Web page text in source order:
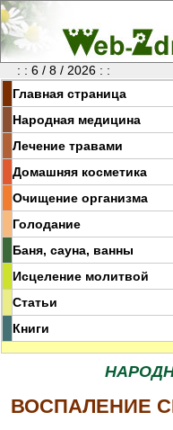
: : 6 / 8 / 2026 : :
Главная страница
Народная медицина
Лечение травами
Домашняя косметика
Очищение организма
Голодание
Баня, сауна, ванны
Исцеление молитвой
Статьи
Книги
ВОСПАЛЕНИЕ